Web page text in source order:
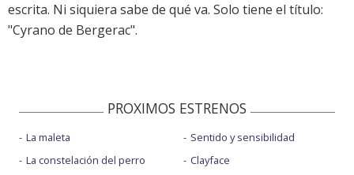
escrita. Ni siquiera sabe de qué va. Solo tiene el título:
"Cyrano de Bergerac".
PROXIMOS ESTRENOS
La maleta
La constelación del perro
Sentido y sensibilidad
Clayface